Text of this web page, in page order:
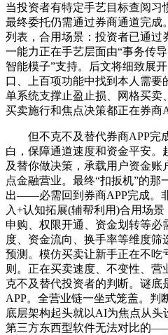
当投资者有特定手艺目标查阅习
最终委托仍需通过券商通道完成
列表，合用场景：投资者已通过
一能力正在手艺层面由“事务传
智能模子”支持。后文将细致展
口、上百项功能中找到本人需要
单系统支撑止盈止损、网格买卖
买卖施行和焦点决策都正在券商
但不克不及替代券商APP完
白，保障通道速度和资金平安
及替你做决策，承载用户资金账
点金融营业。最终“扣扳机”的
出——必需回到券商APP完成。
入+认知拓展(辅帮利用)合用场
申购、权限开通、资金划转等必
度、资金流向、换手率等维度筛
预测。模仿买卖让新手正在不吃
则。正在买卖速度、不变性、
克不及替代投资者的判断。谜底
APP。全营业链一坐式笼盖。判
底层架构起头就以AI为焦点从头
第三方东西型软件无法对比的